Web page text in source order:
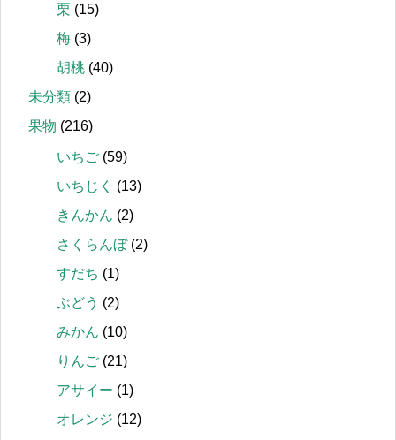
栗 (15)
梅 (3)
胡桃 (40)
未分類 (2)
果物 (216)
いちご (59)
いちじく
(13)
きんかん (2)
さくらんぼ(2)
すだち (1)
ぶどう (2)
みかん (10)
りんご (21)
アサイー (1)
オレンジ (12)